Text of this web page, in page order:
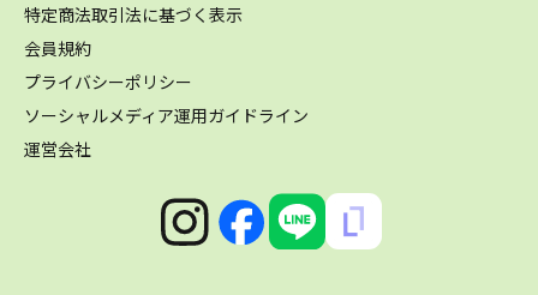
特定商法取引法に基づく表示
会員規約
プライバシーポリシー
ソーシャルメディア運用ガイドライン
運営会社